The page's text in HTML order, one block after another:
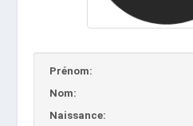
Prénom:
Nom:
Naissance: